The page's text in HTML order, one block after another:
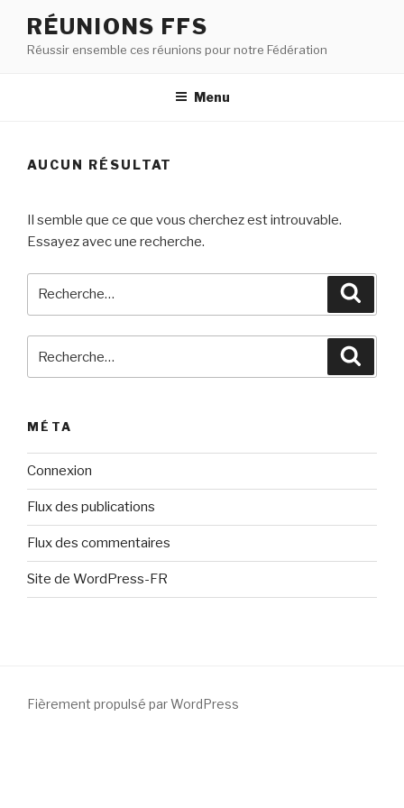
RÉUNIONS FFS
Réussir ensemble ces réunions pour notre Fédération
Menu
AUCUN RÉSULTAT
Il semble que ce que vous cherchez est introuvable.
Essayez avec une recherche.
MÉTA
Connexion
Flux des publications
Flux des commentaires
Site de WordPress-FR
Fièrement propulsé par WordPress